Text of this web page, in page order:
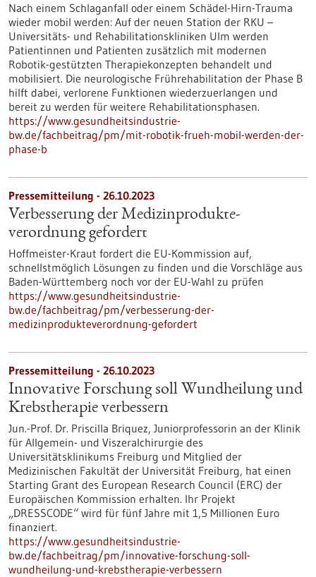
Nach einem Schlaganfall oder einem Schädel-​Hirn-Trauma
wieder mobil werden: Auf der neuen Station der RKU –
Universitäts-​ und Rehabilitationskliniken Ulm werden
Patientinnen und Patienten zusätzlich mit modernen
Robotik-​gestützten Therapiekonzepten behandelt und
mobilisiert. Die neurologische Frührehabilitation der Phase B
hilft dabei, verlorene Funktionen wiederzuerlangen und
bereit zu werden für weitere Rehabilitationsphasen.
https://www.gesundheitsindustrie-
bw.de/fachbeitrag/pm/mit-robotik-frueh-mobil-werden-der-
phase-b
Pressemitteilung - 26.10.2023
Verbesserung der Medizinprodukte­
verordnung gefordert
Hoffmeister-Kraut fordert die EU-Kommission auf,
schnellstmöglich Lösungen zu finden und die Vorschläge aus
Baden-Württemberg noch vor der EU-Wahl zu prüfen
https://www.gesundheitsindustrie-
bw.de/fachbeitrag/pm/verbesserung-der-
medizinprodukteverordnung-gefordert
Pressemitteilung - 26.10.2023
Innovative Forschung soll Wundheilung und
Krebstherapie verbessern
Jun.-Prof. Dr. Priscilla Briquez, Juniorprofessorin an der Klinik
für Allgemein- und Viszeralchirurgie des
Universitätsklinikums Freiburg und Mitglied der
Medizinischen Fakultät der Universität Freiburg, hat einen
Starting Grant des European Research Council (ERC) der
Europäischen Kommission erhalten. Ihr Projekt
„DRESSCODE“ wird für fünf Jahre mit 1,5 Millionen Euro
finanziert.
https://www.gesundheitsindustrie-
bw.de/fachbeitrag/pm/innovative-forschung-soll-
wundheilung-und-krebstherapie-verbessern